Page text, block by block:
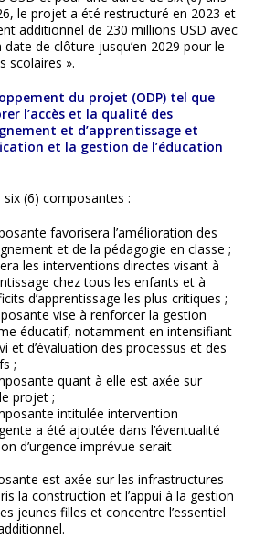
le projet a été restructuré en 2023 et
additionnel de 230 millions USD avec
de clôture jusqu’en 2029 pour le
scolaires ».
du projet (ODP) tel que
l’accès et la qualité des
et d’apprentissage et
et la gestion de l’éducation
(6) composantes :
favorisera l’amélioration des
et de la pédagogie en classe ;
les interventions directes visant à
chez tous les enfants et à
d’apprentissage les plus critiques ;
vise à renforcer la gestion
éducatif, notamment en intensifiant
et d’évaluation des processus et des
;
quant à elle est axée sur
projet ;
intitulée intervention
a été ajoutée dans l’éventualité
d’urgence imprévue serait
est axée sur les infrastructures
la construction et l’appui à la gestion
jeunes filles et concentre l’essentiel